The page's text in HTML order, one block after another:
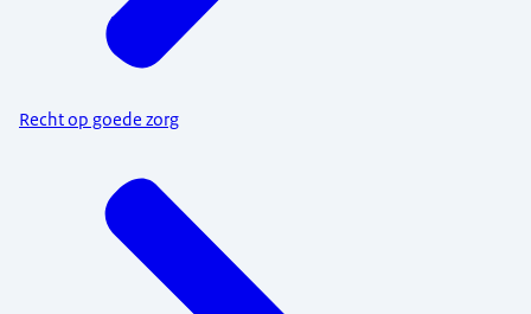
Recht op goede zorg